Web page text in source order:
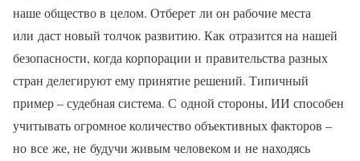
наше общество в целом. Отберет ли он рабочие места
или даст новый толчок развитию. Как отразится на нашей
безопасности, когда корпорации и правительства разных
стран делегируют ему принятие решений. Типичный
пример – судебная система. С одной стороны, ИИ способен
учитывать огромное количество объективных факторов –
но все же, не будучи живым человеком и не находясь